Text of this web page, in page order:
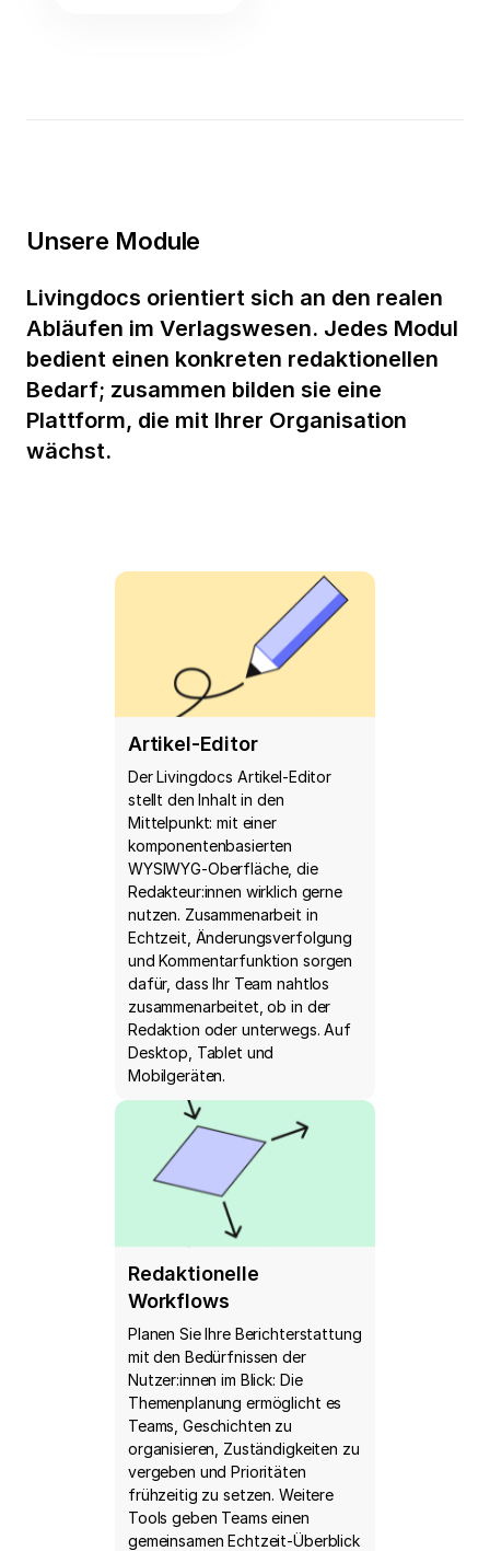
Unsere Module
Livingdocs orientiert sich an den realen
Abläufen im Verlagswesen. Jedes Modul
bedient einen konkreten redaktionellen
Bedarf; zusammen bilden sie eine
Plattform, die mit Ihrer Organisation
wächst.
Artikel-Editor
Der Livingdocs Artikel-Editor
stellt den Inhalt in den
Mittelpunkt: mit einer
komponentenbasierten
WYSIWYG-Oberfläche, die
Redakteur:innen wirklich gerne
nutzen. Zusammenarbeit in
Echtzeit, Änderungsverfolgung
und Kommentarfunktion sorgen
dafür, dass Ihr Team nahtlos
zusammenarbeitet, ob in der
Redaktion oder unterwegs. Auf
Desktop, Tablet und
Mobilgeräten.
Redaktionelle
Workflows
Planen Sie Ihre Berichterstattung
mit den Bedürfnissen der
Nutzer:innen im Blick: Die
Themenplanung ermöglicht es
Teams, Geschichten zu
organisieren, Zuständigkeiten zu
vergeben und Prioritäten
frühzeitig zu setzen. Weitere
Tools geben Teams einen
gemeinsamen Echtzeit-Überblick